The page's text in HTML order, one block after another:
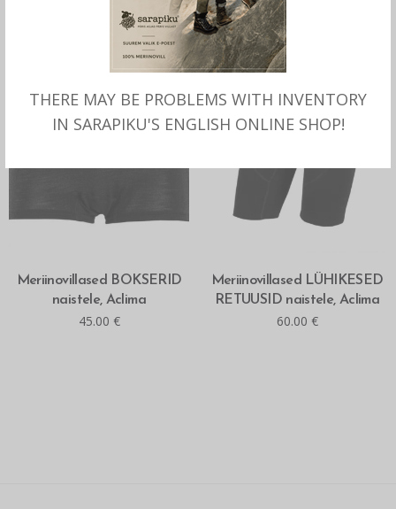
THERE MAY BE PROBLEMS WITH INVENTORY
IN SARAPIKU'S ENGLISH ONLINE SHOP!
MITMEID VALIKUID
Meriinovillased BOKSERID
naistele, Aclima
45.00 €
MITMEID VALIKUID
Meriinovillased LÜHIKESED
RETUUSID naistele, Aclima
60.00 €